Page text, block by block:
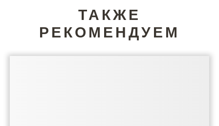
ТАКЖЕ
РЕКОМЕНДУЕМ